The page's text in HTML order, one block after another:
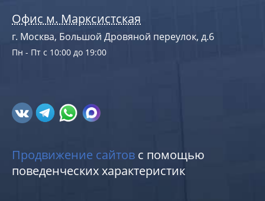
Офис м. Марксистская
г. Москва, Большой Дровяной переулок, д.6
Пн - Пт с 10:00 до 19:00
Продвижение сайтов с помощью
поведенческих характеристик